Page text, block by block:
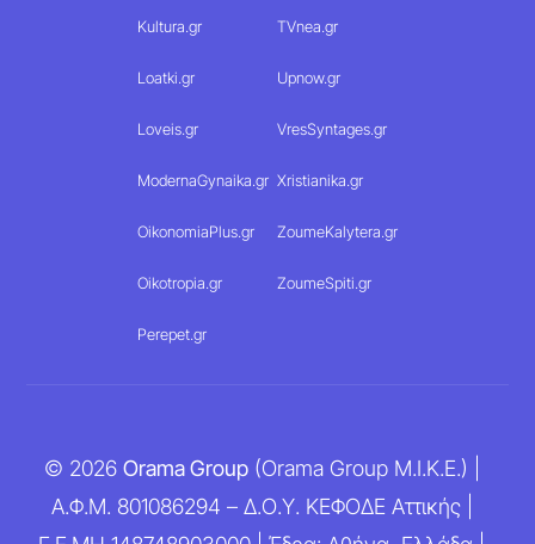
Kultura.gr TVnea.gr
Loatki.gr Upnow.gr
Loveis.gr VresSyntages.gr
ModernaGynaika.gr Xristianika.gr
OikonomiaPlus.gr ZoumeKalytera.gr
Oikotropia.gr ZoumeSpiti.gr
Perepet.gr
© 2026 Orama Group(Orama Group Μ.Ι.Κ.Ε.) |
Α.Φ.Μ. 801086294 – Δ.Ο.Υ. ΚΕΦΟΔΕ Αττικής |